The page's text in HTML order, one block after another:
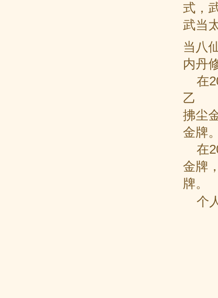
式，
武当
当八
内丹
在
乙
拂尘
金牌
在
金牌
牌。
个